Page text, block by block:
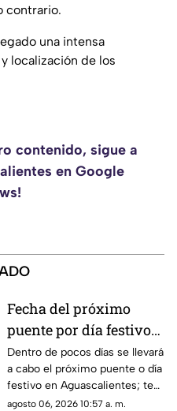
contrario.
una intensa
localización de los
contenido, sigue a
en Google
Fecha del próximo
puente por día festivo
2026 para trabajadores
y estudiantes en
Aguascalientes
Dentro de pocos días se llevará
a cabo el próximo puente o día
festivo en Aguascalientes; te
contamos la fecha oficial para
agosto 06, 2026 10:57 a. m.